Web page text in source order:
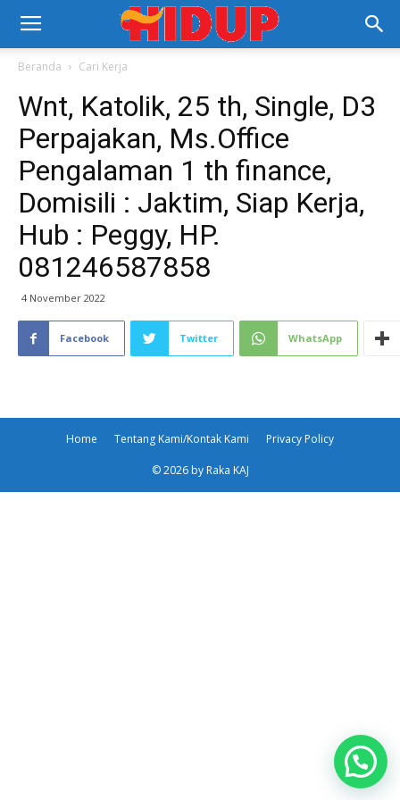
Beranda Cari Kerja
Wnt, Katolik, 25 th, Single, D3
Perpajakan, Ms.Office
Pengalaman 1 th finance,
Domisili : Jaktim, Siap Kerja,
Hub : Peggy, HP.
081246587858
4 November 2022
Facebook Twitter WhatsApp
Home Tentang Kami/Kontak Kami Privacy Policy
© 2026 by Raka KAJ